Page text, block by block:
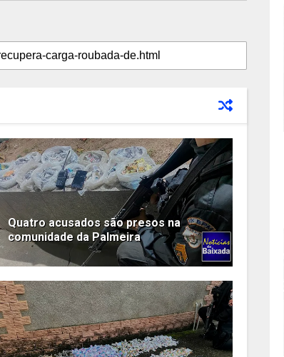
Quatro acusados são presos na
comunidade da Palmeira